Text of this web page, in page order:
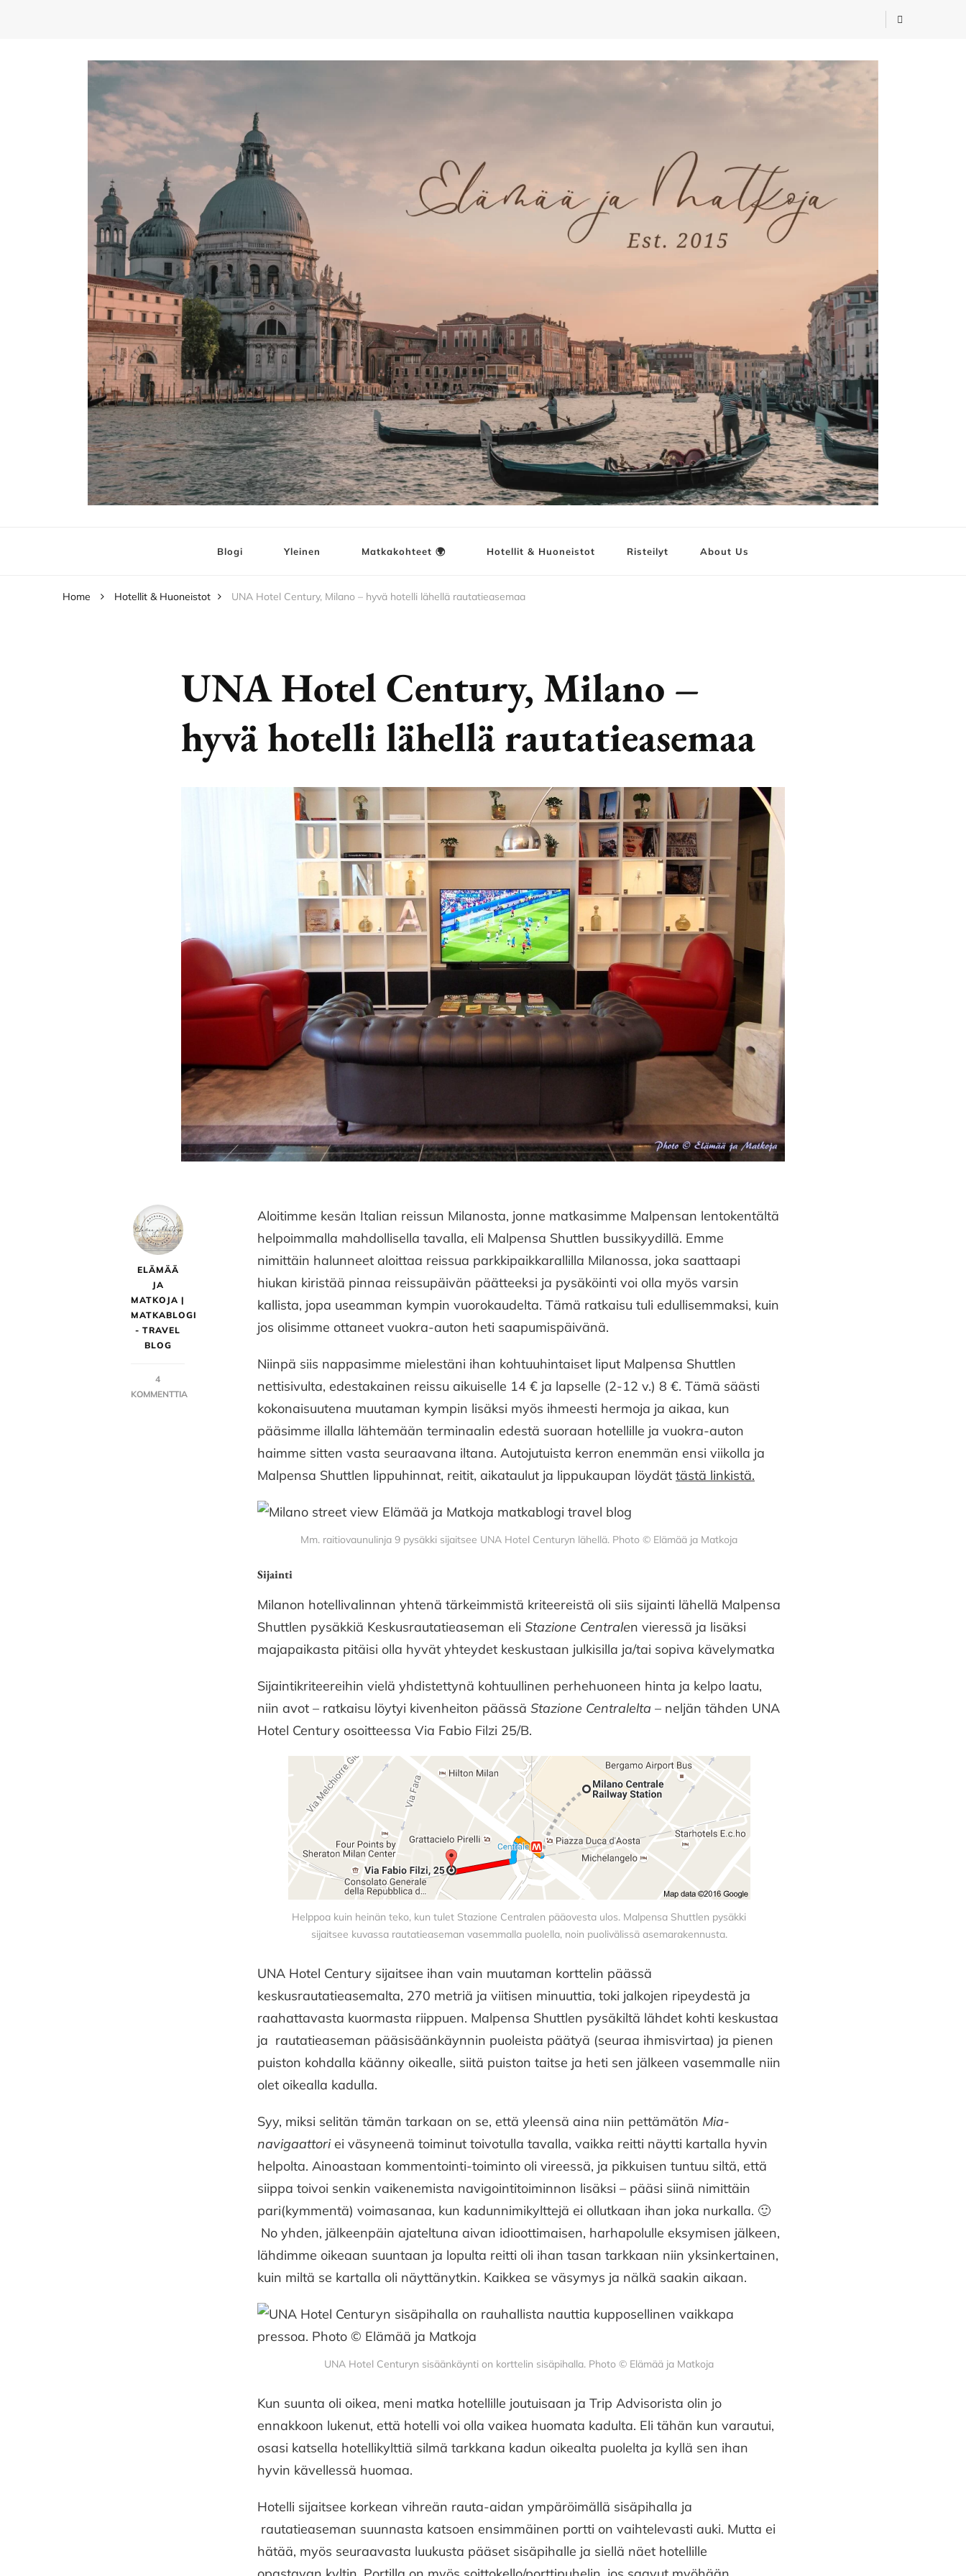
Elämää ja Matkoja
Blogi Yleinen Matkakohteet 🌍 Hotellit & Huoneistot Risteilyt About Us
Home Hotellit & Huoneistot UNA Hotel Century, Milano – hyvä hotelli lähellä rautatieasemaa
UNA Hotel Century, Milano –
hyvä hotelli lähellä rautatieasemaa
ELÄMÄÄ
JA
MATKOJA |
MATKABLOGI
- TRAVEL
BLOG
4
KOMMENTTIA
Aloitimme kesän Italian reissun Milanosta, jonne matkasimme Malpensan lentokentältä
helpoimmalla mahdollisella tavalla, eli Malpensa Shuttlen bussikyydillä. Emme
nimittäin halunneet aloittaa reissua parkkipaikkarallilla Milanossa, joka saattaapi
hiukan kiristää pinnaa reissupäivän päätteeksi ja pysäköinti voi olla myös varsin
kallista, jopa useamman kympin vuorokaudelta. Tämä ratkaisu tuli edullisemmaksi, kuin
jos olisimme ottaneet vuokra-auton heti saapumispäivänä.
Niinpä siis nappasimme mielestäni ihan kohtuuhintaiset liput Malpensa Shuttlen
nettisivulta, edestakainen reissu aikuiselle 14 € ja lapselle (2-12 v.) 8 €. Tämä säästi
kokonaisuutena muutaman kympin lisäksi myös ihmeesti hermoja ja aikaa, kun
pääsimme illalla lähtemään terminaalin edestä suoraan hotellille ja vuokra-auton
haimme sitten vasta seuraavana iltana. Autojutuista kerron enemmän ensi viikolla ja
Malpensa Shuttlen lippuhinnat, reitit, aikataulut ja lippukaupan löydät tästä linkistä.
Mm. raitiovaunulinja 9 pysäkki sijaitsee UNA Hotel Centuryn lähellä. Photo © Elämää ja Matkoja
Sijainti
Milanon hotellivalinnan yhtenä tärkeimmistä kriteereistä oli siis sijainti lähellä Malpensa
Shuttlen pysäkkiä Keskusrautatieaseman eli Stazione Centralen vieressä ja lisäksi
majapaikasta pitäisi olla hyvät yhteydet keskustaan julkisilla ja/tai sopiva kävelymatka
Sijaintikriteereihin vielä yhdistettynä kohtuullinen perhehuoneen hinta ja kelpo laatu,
niin avot – ratkaisu löytyi kivenheiton päässä Stazione Centralelta – neljän tähden UNA
Hotel Century osoitteessa Via Fabio Filzi 25/B.
Helppoa kuin heinän teko, kun tulet Stazione Centralen pääovesta ulos. Malpensa Shuttlen pysäkki
sijaitsee kuvassa rautatieaseman vasemmalla puolella, noin puolivälissä asemarakennusta.
UNA Hotel Century sijaitsee ihan vain muutaman korttelin päässä
keskusrautatieasemalta, 270 metriä ja viitisen minuuttia, toki jalkojen ripeydestä ja
raahattavasta kuormasta riippuen. Malpensa Shuttlen pysäkiltä lähdet kohti keskustaa
ja rautatieaseman pääsisäänkäynnin puoleista päätyä (seuraa ihmisvirtaa) ja pienen
puiston kohdalla käänny oikealle, siitä puiston taitse ja heti sen jälkeen vasemmalle niin
olet oikealla kadulla.
Syy, miksi selitän tämän tarkaan on se, että yleensä aina niin pettämätön Mia-
navigaattoriei väsyneenä toiminut toivotulla tavalla, vaikka reitti näytti kartalla hyvin
helpolta. Ainoastaan kommentointi-toiminto oli vireessä, ja pikkuisen tuntuu siltä, että
siippa toivoi senkin vaikenemista navigointitoiminnon lisäksi – pääsi siinä nimittäin
pari(kymmentä) voimasanaa, kun kadunnimikylttejä ei ollutkaan ihan joka nurkalla. 🙂
No yhden, jälkeenpäin ajateltuna aivan idioottimaisen, harhapolulle eksymisen jälkeen,
lähdimme oikeaan suuntaan ja lopulta reitti oli ihan tasan tarkkaan niin yksinkertainen,
kuin miltä se kartalla oli näyttänytkin. Kaikkea se väsymys ja nälkä saakin aikaan.
UNA Hotel Centuryn sisäänkäynti on korttelin sisäpihalla. Photo © Elämää ja Matkoja
Kun suunta oli oikea, meni matka hotellille joutuisaan ja Trip Advisorista olin jo
ennakkoon lukenut, että hotelli voi olla vaikea huomata kadulta. Eli tähän kun varautui,
osasi katsella hotellikylttiä silmä tarkkana kadun oikealta puolelta ja kyllä sen ihan
hyvin kävellessä huomaa.
Hotelli sijaitsee korkean vihreän rauta-aidan ympäröimällä sisäpihalla ja
rautatieaseman suunnasta katsoen ensimmäinen portti on vaihtelevasti auki. Mutta ei
hätää, myös seuraavasta luukusta pääset sisäpihalle ja siellä näet hotellille